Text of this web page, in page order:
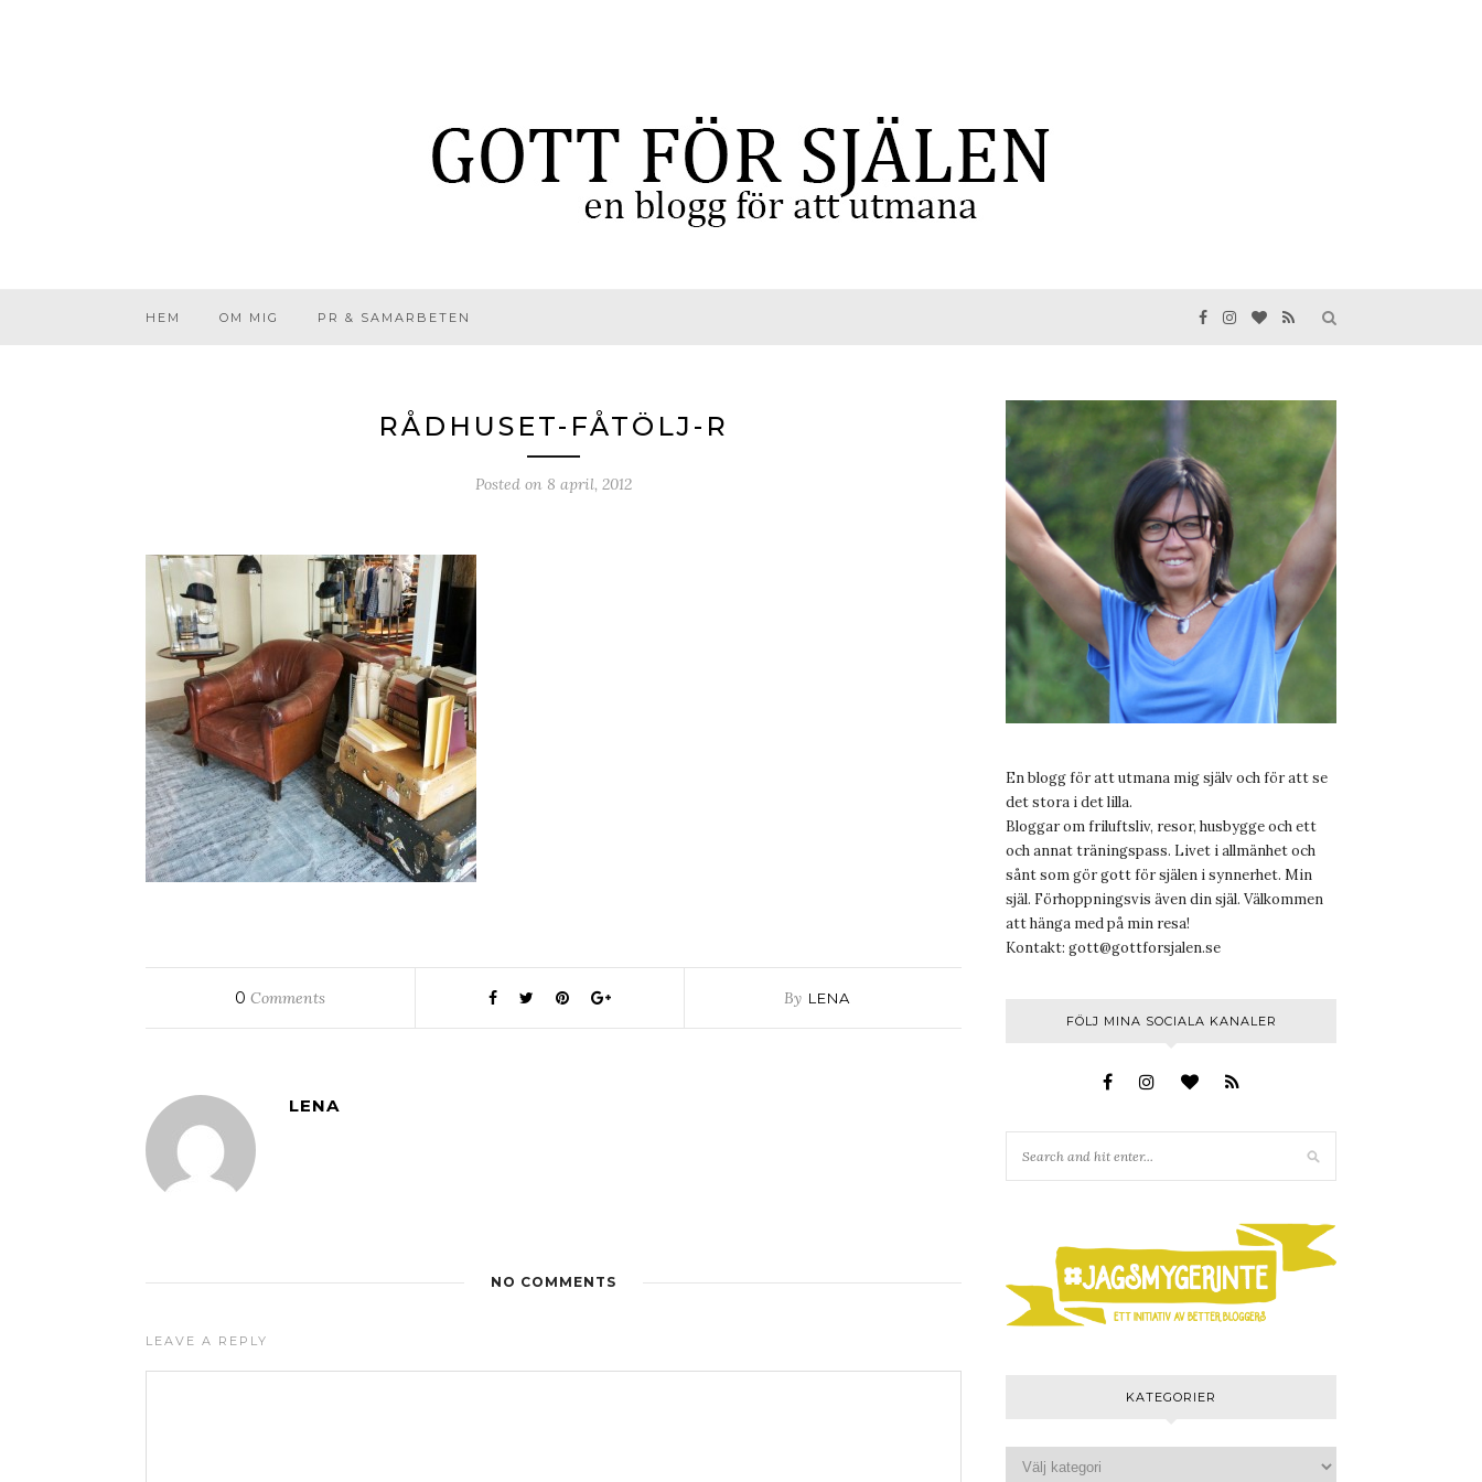
HEM OM MIG PR & SAMARBETEN
RÅDHUSET-FÅTÖLJ-R
Posted on 8 april, 2012
0 Comments By LENA
LENA
NO COMMENTS
LEAVE A REPLY
En blogg för att utmana mig själv och för att se
det stora i det lilla.
Bloggar om friluftsliv, resor, husbygge och ett
och annat träningspass. Livet i allmänhet och
sånt som gör gott för själen i synnerhet. Min
själ. Förhoppningsvis även din själ. Välkommen
att hänga med på min resa!
Kontakt: gott@gottforsjalen.se
FÖLJ MINA SOCIALA KANALER
KATEGORIER